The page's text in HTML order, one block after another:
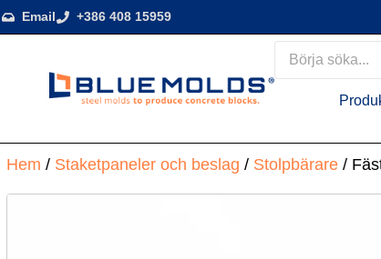
Email +386 408 15959
Hem / Staketpaneler och beslag / Stolpbärare /